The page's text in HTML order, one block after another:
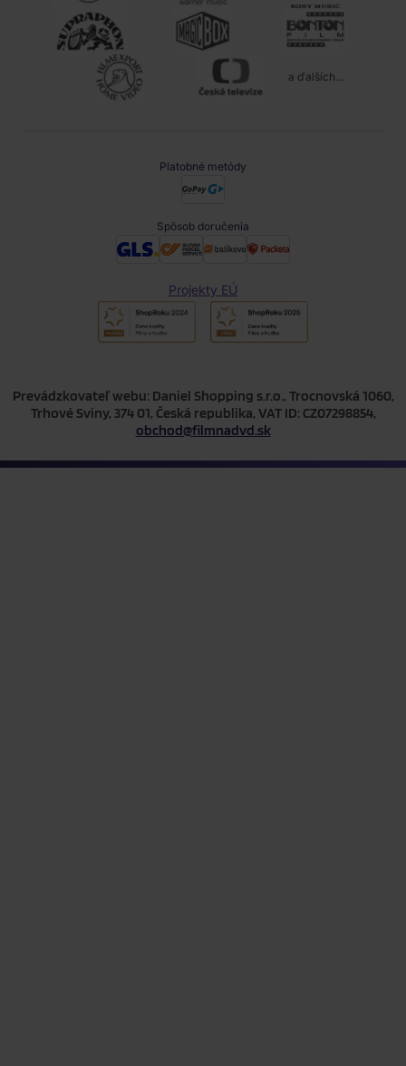
a ďalších...
Platobné metódy
Spôsob doručenia
Projekty EÚ
Prevádzkovateľ webu: Daniel Shopping s.r.o., Trocnovská 1060,
Trhové Sviny, 374 01, Česká republika, VAT ID: CZ07298854,
obchod@filmnadvd.sk